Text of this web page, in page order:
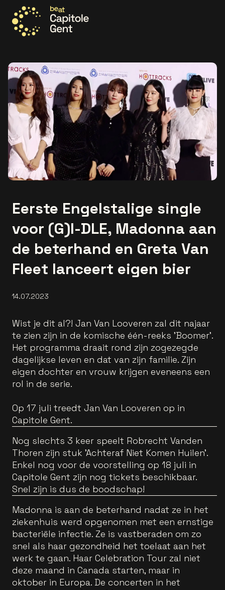
Eerste Engelstalige single
voor (G)I-DLE, Madonna aan
de beterhand en Greta Van
Fleet lanceert eigen bier
14.07.2023
Wist je dit al?! Jan Van Looveren zal dit najaar
te zien zijn in de komische één-reeks 'Boomer'.
Het programma draait rond zijn zogezegde
dagelijkse leven en dat van zijn familie. Zijn
eigen dochter en vrouw krijgen eveneens een
rol in de serie.
Op 17 juli treedt Jan Van Looveren op in
Capitole Gent.
Nog slechts 3 keer speelt Robrecht Vanden
Thoren zijn stuk 'Achteraf Niet Komen Huilen'.
Enkel nog voor de voorstelling op 18 juli in
Capitole Gent zijn nog tickets beschikbaar.
Snel zijn is dus de boodschap!
Madonna is aan de beterhand nadat ze in het
ziekenhuis werd opgenomen met een ernstige
bacteriële infectie. Ze is vastberaden om zo
snel als haar gezondheid het toelaat aan het
werk te gaan. Haar Celebration Tour zal niet
deze maand in Canada starten, maar in
oktober in Europa. De concerten in het